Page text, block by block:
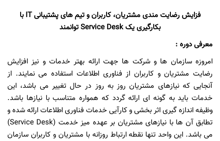
فزایش رضایت مندی مشتریان، کاربران و تیم های پشتیبانی IT با
بکارگیری یک Service Desk توانمند
معرفی دوره :
امروزه سازمان ها و شرکت ها جهت ارائه بهتر خدمات و نیز افزایش
رضایت مشتریان و کاربران از فناوری اطلاعات استفاده می نمایند. از
آنجایی که نیازهای مشتریان روز به روز در حال تغییر می باشد، این
خدمات باید به گونه ای ارائه گردد که همواره متناسب با نیازها باشد.
وظیفه اندازه گیری اثر بخشی و کارآیی خدمات فناوری اطلاعات ارائه شده و
تطابق آن ها با نیازهای مشتریان بر عهده میز خدمت (Service Desk)
می باشد. این واحد تنها نقطه ارتباط روزانه با مشتریان و کاربران سازمان